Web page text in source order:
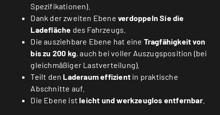
Spezifikationen).
Dank der zweiten Ebene verdoppeln Sie die
Ladefläche des Fahrzeugs.
Die ausziehbare Ebene hat eine Tragfähigkeit von
bis zu 200 kg, auch bei voller Auszugsposition (bei
gleichmäßiger Lastverteilung).
Teilt den Laderaum effizient in praktische
Abschnitte auf.
Die Ebene istleicht und werkzeuglos entfernbar.